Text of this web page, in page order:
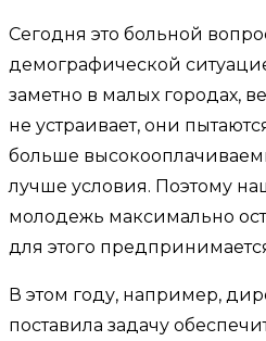
Сегодня это больной
демографической
заметно в малых городах,
не устраивает, они
больше
лучше условия. Поэтому
молодежь максимально
для этого
В этом году, например,
поставила задачу